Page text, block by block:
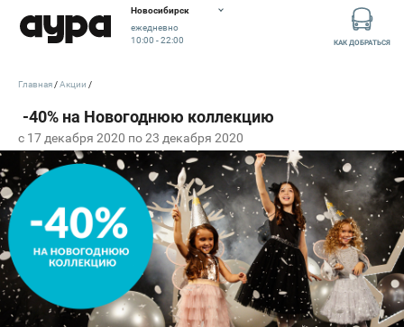
Новосибирск
ежедневно
10:00 - 22:00
КАК ДОБРАТЬСЯ
c 17 декабря 2020 по 23 декабря 2020
Главная Акции